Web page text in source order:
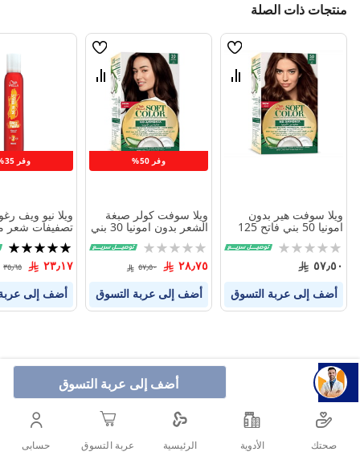
أضف إلى عربة التسوق
منتجات ذات الصلة
قائمة
قارن
ويلا سوفت هير بدون
امونيا 50 بني فاتح 125
مل
Rating:
0%
٥٧٫٥٠
أضف إلى عربة التسوق
وفر 50%
قائمة
قارن
ويلا سوفت كولر صبغة
الشعر بدون امونيا 30 بني
Rating:
0%
٢٨٫٧٥ ٥٧٫٥٠
أضف إلى عربة التسوق
وفر 35%
ويلا نيو ويف
تصفيفات شعر
تقييم:
100%
٢٣٫١٧ ٣٥٫٦٥
أضف إلى
صحتك الأدوية الرئيسية عربة التسوق حسابى